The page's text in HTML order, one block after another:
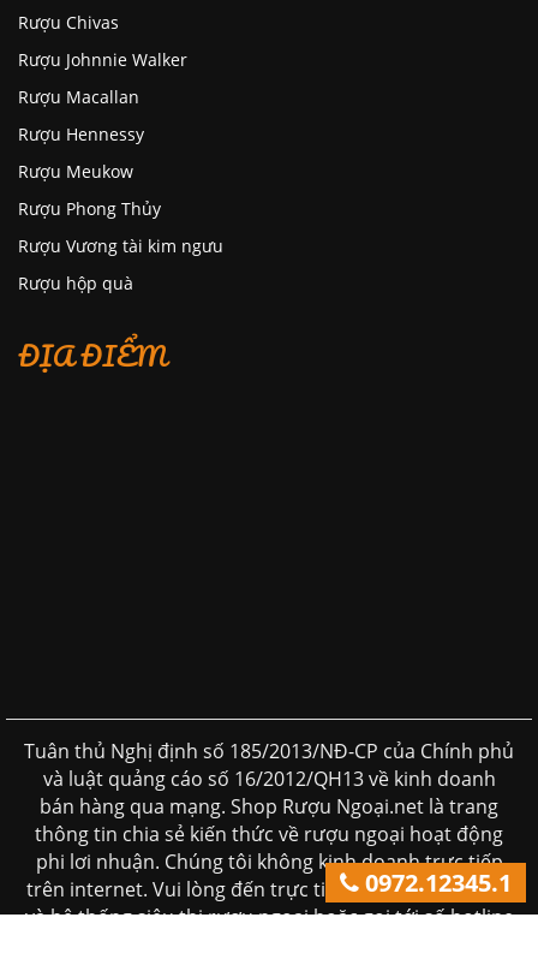
0972.12345.1
Rượu Chivas
Rượu Johnnie Walker
Rượu Macallan
Rượu Hennessy
Rượu Meukow
Rượu Phong Thủy
Rượu Vương tài kim ngưu
Rượu hộp quà
ĐỊA ĐIỂM
Tuân thủ Nghị định số 185/2013/NĐ-CP của Chính phủ
và luật quảng cáo số 16/2012/QH13 về kinh doanh
bán hàng qua mạng. Shop Rượu Ngoại.net là trang
thông tin chia sẻ kiến thức về rượu ngoại hoạt động
phi lơi nhuận. Chúng tôi không kinh doanh trực tiếp
trên internet. Vui lòng đến trực tiếp đến các cửa hàng
và hệ thống siêu thị rượu ngoại hoặc gọi tới số hotline